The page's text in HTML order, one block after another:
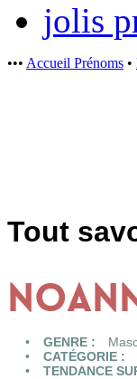
jolis
••• Accueil Prénoms •
Tout
GENRE :
CATÉGORIE :
TENDANCE